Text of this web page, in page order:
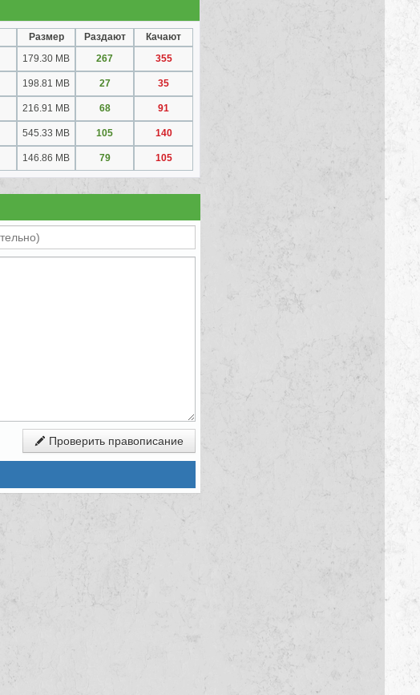
Размер Раздают
Качают
179.30 MB 267 355
198.81 MB 27 35
216.91 MB 68 91
545.33 MB 105 140
146.86 MB 79 105
Проверить правописание